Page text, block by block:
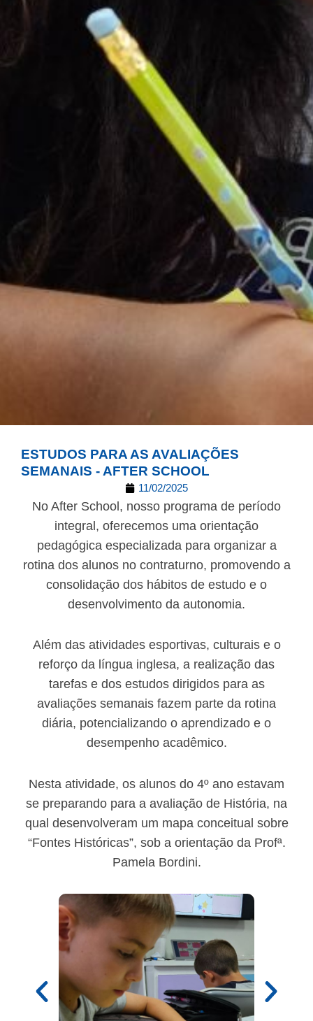
ESTUDOS PARA AS AVALIAÇÕES
SEMANAIS - AFTER SCHOOL
11/02/2025
No After School, nosso programa de período
integral, oferecemos uma orientação
pedagógica especializada para organizar a
rotina dos alunos no contraturno, promovendo a
consolidação dos hábitos de estudo e o
desenvolvimento da autonomia.
Além das atividades esportivas, culturais e o
reforço da língua inglesa, a realização das
tarefas e dos estudos dirigidos para as
avaliações semanais fazem parte da rotina
diária, potencializando o aprendizado e o
desempenho acadêmico.
Nesta atividade, os alunos do 4º ano estavam
se preparando para a avaliação de História, na
qual desenvolveram um mapa conceitual sobre
“Fontes Históricas”, sob a orientação da Profª.
Pamela Bordini.